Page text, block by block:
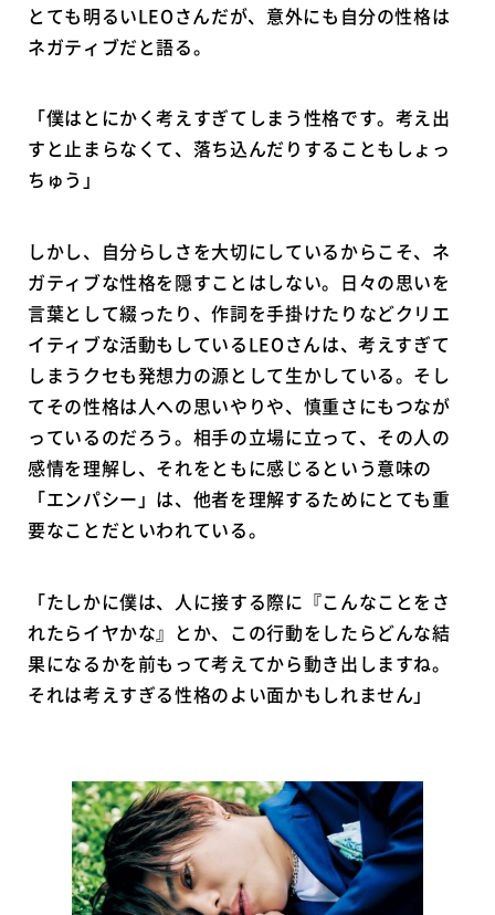
とても明るいLEOさんだが、意外にも自分の性格は
ネガティブだと語る。
「僕はとにかく考えすぎてしまう性格です。考え出
すと止まらなくて、落ち込んだりすることもしょっ
ちゅう」
しかし、自分らしさを大切にしているからこそ、ネ
ガティブな性格を隠すことはしない。日々の思いを
言葉として綴ったり、作詞を手掛けたりなどクリエ
イティブな活動もしているLEOさんは、考えすぎて
しまうクセも発想力の源として生かしている。そし
てその性格は人への思いやりや、慎重さにもつなが
っているのだろう。相手の立場に立って、その人の
感情を理解し、それをともに感じるという意味の
「エンパシー」は、他者を理解するためにとても重
要なことだといわれている。
「たしかに僕は、人に接する際に『こんなことをさ
れたらイヤかな』とか、この行動をしたらどんな結
果になるかを前もって考えてから動き出しますね。
それは考えすぎる性格のよい面かもしれません」